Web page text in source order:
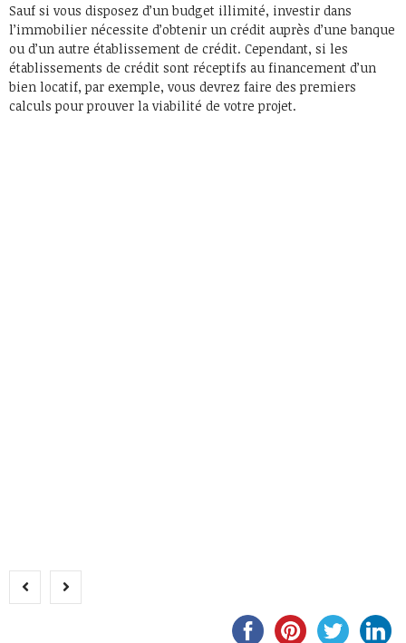
Sauf si vous disposez d’un budget illimité, investir dans
l’immobilier nécessite d’obtenir un crédit auprès d’une banque
ou d’un autre établissement de crédit. Cependant, si les
établissements de crédit sont réceptifs au financement d’un
bien locatif, par exemple, vous devrez faire des premiers
calculs pour prouver la viabilité de votre projet.